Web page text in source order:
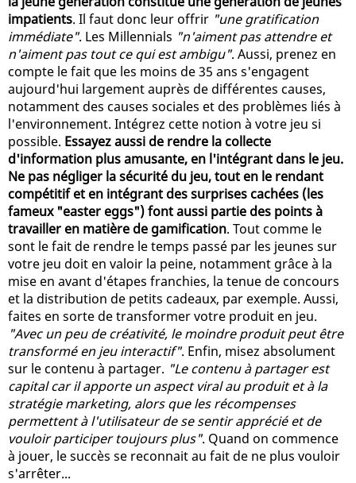
impatients. Il faut donc leur offrir "une gratification
immédiate". Les Millennials "n'aiment pas attendre et
n'aiment pas tout ce qui est ambigu". Aussi, prenez en
compte le fait que les moins de 35 ans s'engagent
aujourd'hui largement auprès de différentes causes,
notamment des causes sociales et des problèmes liés à
l'environnement. Intégrez cette notion à votre jeu si
possible. Essayez aussi de rendre la collecte
d'information plus amusante, en l'intégrant dans le jeu.
Ne pas négliger la sécurité du jeu, tout en le rendant
compétitif et en intégrant des surprises cachées (les
fameux "easter eggs") font aussi partie des points à
travailler en matière de gamification. Tout comme le
sont le fait de rendre le temps passé par les jeunes sur
votre jeu doit en valoir la peine, notamment grâce à la
mise en avant d'étapes franchies, la tenue de concours
et la distribution de petits cadeaux, par exemple. Aussi,
faites en sorte de transformer votre produit en jeu.
"Avec un peu de créativité, le moindre produit peut être
transformé en jeu interactif". Enfin, misez absolument
sur le contenu à partager. "Le contenu à partager est
capital car il apporte un aspect viral au produit et à la
stratégie marketing, alors que les récompenses
permettent à l'utilisateur de se sentir apprécié et de
vouloir participer toujours plus". Quand on commence
à jouer, le succès se reconnait au fait de ne plus vouloir
s'arrêter...